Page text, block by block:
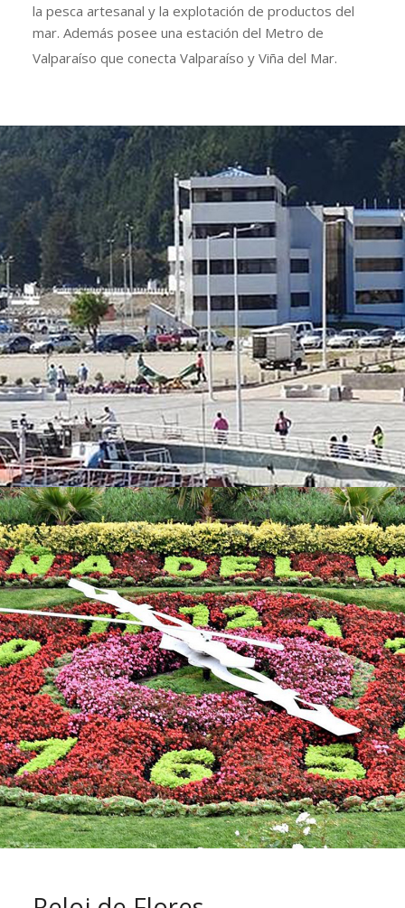
la pesca artesanal y la explotación de productos del
mar. Además posee una estación del Metro de
Valparaíso que conecta Valparaíso y Viña del Mar.